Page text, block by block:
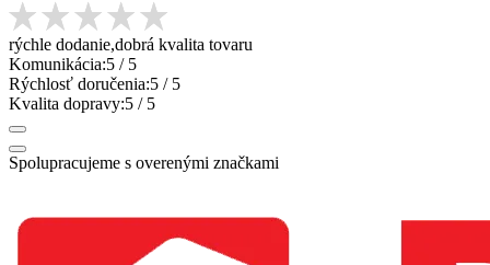
rýchle dodanie,dobrá kvalita tovaru
Komunikácia:5 / 5
Rýchlosť doručenia:5 / 5
Kvalita dopravy:5 / 5
Spolupracujeme s overenými značkami